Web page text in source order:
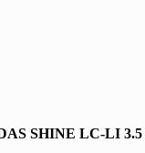
SHINE LC-LI 3.5